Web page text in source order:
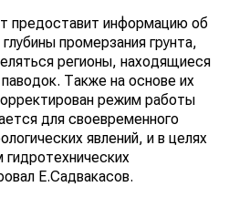
предоставит информацию об
промерзания грунта,
регионы, находящиеся
Также на основе их
режим работы
для своевременного
явлений, и в целях
Е.Садвакасов.